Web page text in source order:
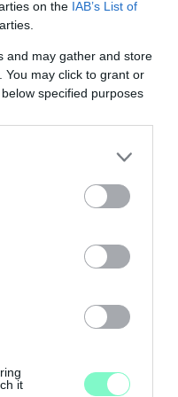
on the IAB’s List of
and may gather and store
You may click to grant or
specified purposes
it
A
–
MÚZEUMBAN
Ingyenes
készülnek a
ráadásul a